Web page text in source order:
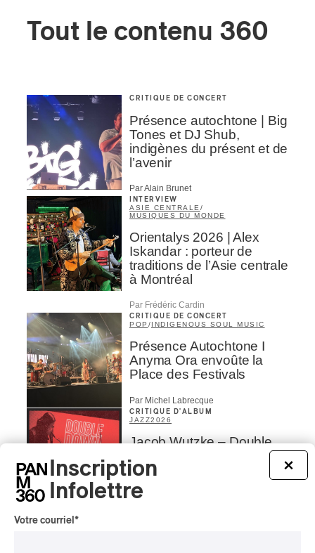
Tout le contenu 360
CRITIQUE DE CONCERT
Présence autochtone | Big
Tones et DJ Shub,
indigènes du présent et de
l’avenir
Par Alain Brunet
INTERVIEW
ASIE CENTRALE /
MUSIQUES DU MONDE
Orientalys 2026 | Alex
Iskandar : porteur de
traditions de l’Asie centrale
à Montréal
Par Frédéric Cardin
CRITIQUE DE CONCERT
POP / INDIGENOUS SOUL MUSIC
Présence Autochtone I
Anyma Ora envoûte la
Place des Festivals
Par Michel Labrecque
CRITIQUE D'ALBUM
JAZZ2026
Jacob Wutzke – Double
×
Inscription
Infolettre
Votre courriel *